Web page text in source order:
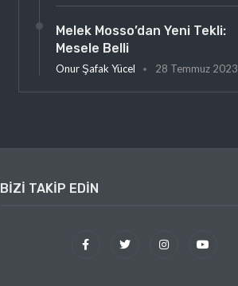
Melek Mosso’dan Yeni Tekli:
Mesele Belli
Onur Şafak Yücel 28 Temmuz 2023
BIZI TAKIP EDIN